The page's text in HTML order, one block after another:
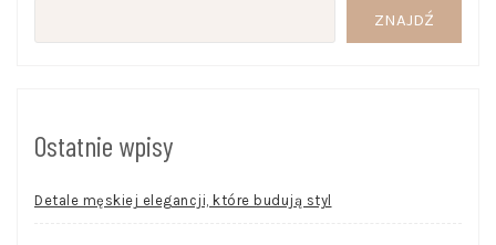
ZNAJDŹ
Ostatnie wpisy
Detale męskiej elegancji, które budują styl